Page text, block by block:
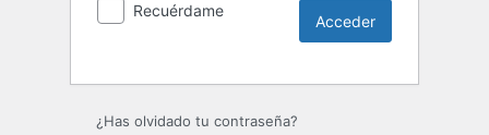
Recuérdame
¿Has olvidado tu contraseña?